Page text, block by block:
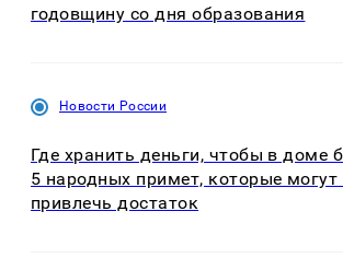
годовщину со дня образования
Новости России
Где хранить деньги, чтобы в доме
5 народных примет, которые
привлечь достаток